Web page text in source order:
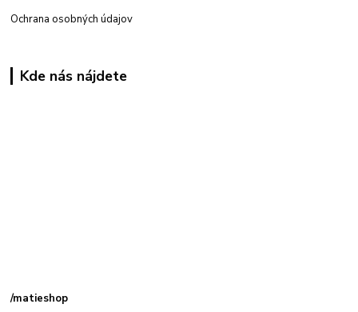
Ochrana osobných údajov
Kde nás nájdete
/matieshop